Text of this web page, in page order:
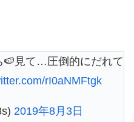
🍉見て…圧倒的にだれて
rI0aNMFtgk
2019年8月3日